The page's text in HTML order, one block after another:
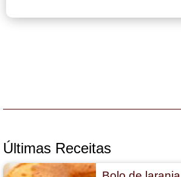
Últimas Receitas